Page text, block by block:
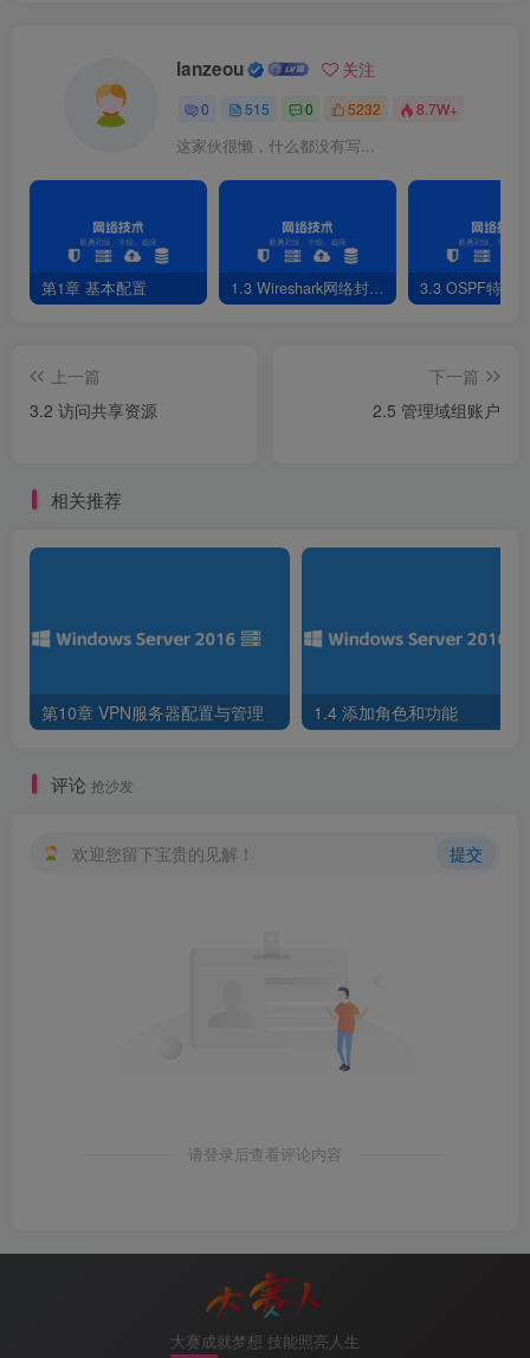
图3-5设置共享文件夹共享名
图3-6设置共享文件夹访问权限
lanzeou 关注
0 515 0 5232 8.7W+
这家伙很懒，什么都没有写...
第1章 基本配置 1.3 Wireshark网络封包分析软件 3.3 OSPF特性
上一篇
3.2 访问共享资源
下一篇
2.5 管理域组账户
相关推荐
第10章 VPN服务器配置与管理 1.4 添加角色和功能
评论 抢沙发
欢迎您留下宝贵的见解！ 提交
请登录后查看评论内容
大赛成就梦想 技能照亮人生